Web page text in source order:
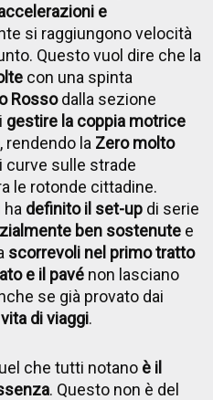
e
si raggiungono velocità
Questo vuol dire che la
con una spinta
Rossodalla sezione
gestire la coppia motrice
, rendendo la Zero molto
curve sulle strade
le rotonde cittadine.
ha definito il set-up di serie
ben sostenute e
scorrevoli nel primo tratto
e il pavé non lasciano
se già provato dai
di viaggi.
che tutti notano è il
. Questo non è del